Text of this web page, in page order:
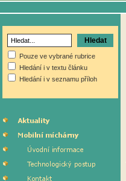
Pouze ve vybrané rubrice
Hledání i v textu článku
Hledání i v seznamu příloh